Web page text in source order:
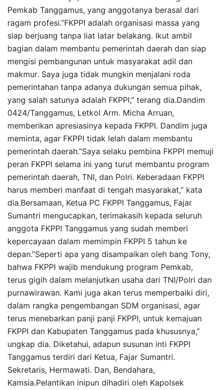
Pemkab Tanggamus, yang anggotanya berasal dari
ragam profesi.”FKPPI adalah organisasi massa yang
siap berjuang tanpa liat latar belakang. Ikut ambil
bagian dalam membantu pemerintah daerah dan siap
mengisi pembangunan untuk masyarakat adil dan
makmur. Saya juga tidak mungkin menjalani roda
pemerintahan tanpa adanya dukungan semua pihak,
yang salah satunya adalah FKPPI,” terang dia.Dandim
0424/Tanggamus, Letkol Arm. Micha Arruan,
memberikan apresiasinya kepada FKPPI. Dandim juga
meminta, agar FKPPI tidak lelah dalam membantu
pemerintah daerah.”Saya selaku pembina FKPPI memuji
peran FKPPI selama ini yang turut membantu program
pemerintah daerah, TNI, dan Polri. Keberadaan FKPPI
harus memberi manfaat di tengah masyarakat,” kata
dia.Bersamaan, Ketua PC FKPPI Tanggamus, Fajar
Sumantri mengucapkan, terimakasih kepada seluruh
anggota FKPPI Tanggamus yang sudah memberi
kepercayaan dalam memimpin FKPPI 5 tahun ke
depan.”Seperti apa yang disampaikan oleh bang Tony,
bahwa FKPPI wajib mendukung program Pemkab,
terus gigih dalam melanjutkan usaha dari TNI/Polri dan
purnawirawan. Kami juga akan terus memperbaiki diri,
dalam rangka pengembangan SDM organisasi, agar
terus menebarkan panji panji FKPPI, untuk kemajuan
FKPPI dan Kabupaten Tanggamus pada khususnya,”
ungkap dia. Diketahui, adapun susunan inti FKPPI
Tanggamus terdiri dari Ketua, Fajar Sumantri.
Sekretaris, Hermawati. Dan, Bendahara,
Kamsia.Pelantikan inipun dihadiri oleh Kapolsek